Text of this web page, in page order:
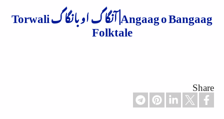
Angaag o Bangaag| آنگاگ او بانگاگ Torwali Folktale
Share